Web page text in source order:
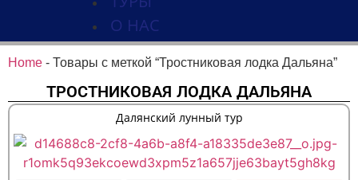
О НАС
Home - Товары с меткой “Тростниковая лодка Дальяна”
ТРОСТНИКОВАЯ ЛОДКА ДАЛЬЯНА
Далянский лунный тур